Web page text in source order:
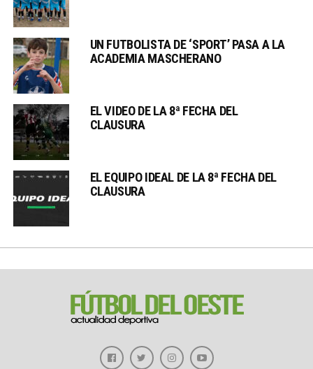
UN FUTBOLISTA DE ‘SPORT’ PASA A LA
ACADEMIA MASCHERANO
EL VIDEO DE LA 8ª FECHA DEL
CLAUSURA
EL EQUIPO IDEAL DE LA 8ª FECHA DEL
CLAUSURA